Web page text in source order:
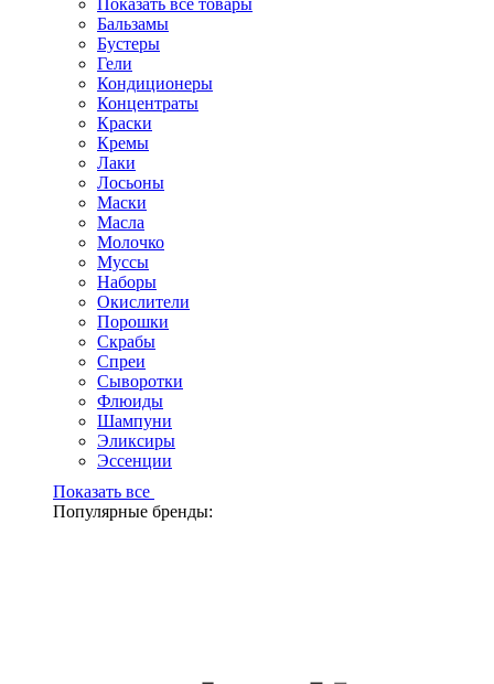
Показать все товары
Бальзамы
Бустеры
Гели
Кондиционеры
Концентраты
Краски
Кремы
Лаки
Лосьоны
Маски
Масла
Молочко
Муссы
Наборы
Окислители
Порошки
Скрабы
Спреи
Сыворотки
Флюиды
Шампуни
Эликсиры
Эссенции
Показать все
Популярные бренды: